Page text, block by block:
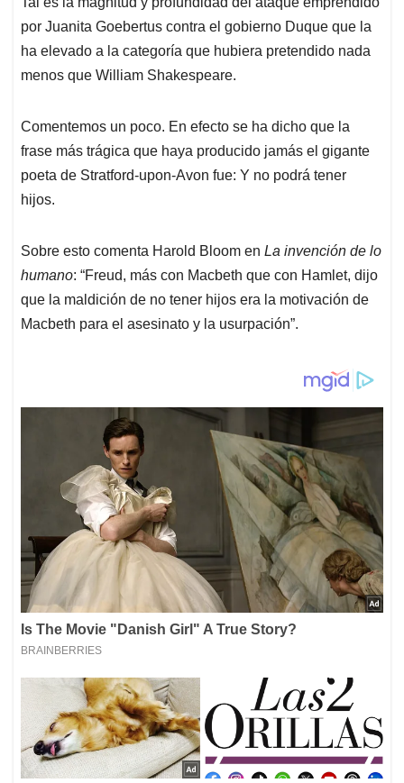
s
A
p
p
b
o
o
k
e
d
I
n
l
a
d
s
por Juanita Goebertus contra el gobierno Duque que la
ha elevado a la categoría que hubiera pretendido nada
menos que William Shakespeare.
Comentemos un poco. En efecto se ha dicho que la
frase más trágica que haya producido jamás el gigante
poeta de Stratford-upon-Avon fue: Y no podrá tener
hijos.
Sobre esto comenta Harold Bloom en La invención de lo
humano: “Freud, más con Macbeth que con Hamlet, dijo
que la maldición de no tener hijos era la motivación de
Macbeth para el asesinato y la usurpación”.